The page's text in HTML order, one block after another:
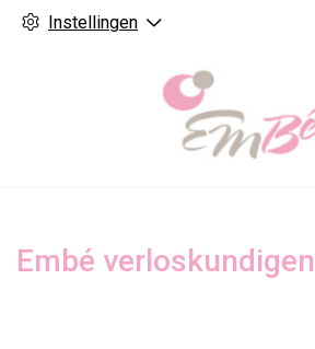
Instellingen
Embé verloskundigen